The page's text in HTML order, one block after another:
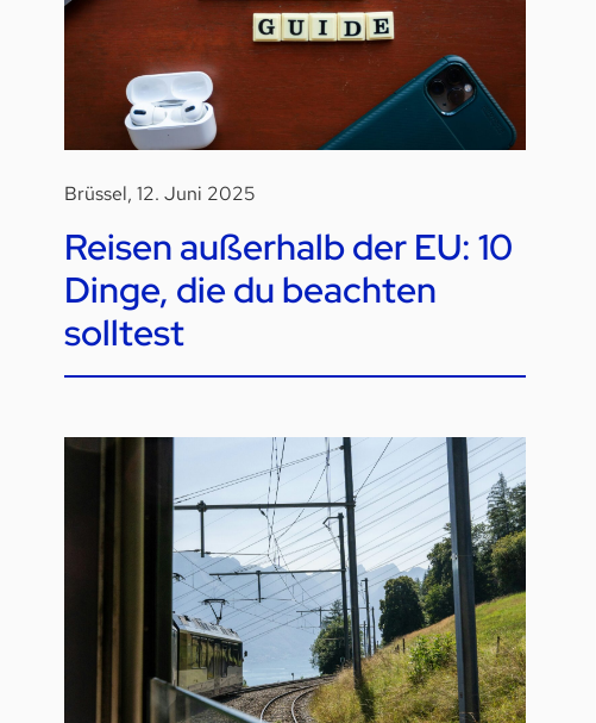
Brüssel, 12. Juni 2025
Reisen außerhalb der EU: 10
Dinge, die du beachten
solltest